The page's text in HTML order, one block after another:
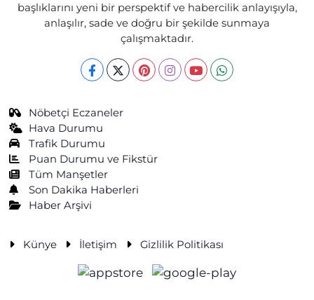
başlıklarını yeni bir perspektif ve habercilik anlayışıyla,
anlaşılır, sade ve doğru bir şekilde sunmaya
çalışmaktadır.
Nöbetçi Eczaneler
Hava Durumu
Trafik Durumu
Puan Durumu ve Fikstür
Tüm Manşetler
Son Dakika Haberleri
Haber Arşivi
Künye İletişim Gizlilik Politikası